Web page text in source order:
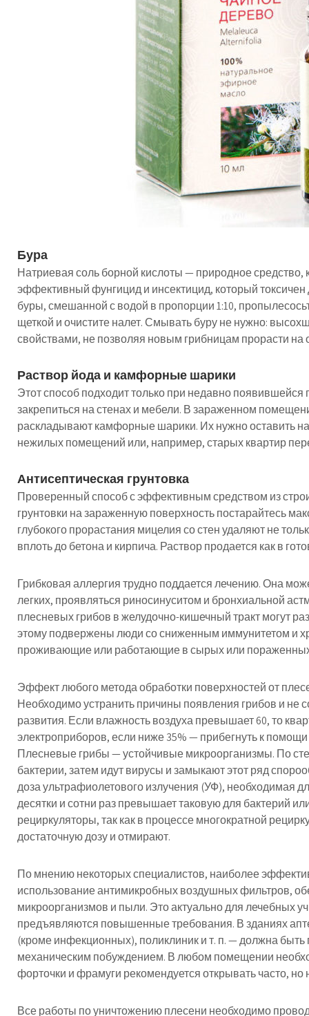
Бура
Натриевая соль борной кислоты — природное
эффективный фунгицид и инсектицид, который
буры, смешанной с водой в пропорции 1:10,
щеткой и очистите налет. Смывать буру не нужно:
свойствами, не позволяя новым грибницам прорасти на
Раствор йода и камфорные шарики
Этот способ подходит только при недавно
закрепиться на стенах и мебели. В зараженном
раскладывают камфорные шарики. Их нужно оставить
нежилых помещений или, например, старых квартир
Антисептическая грунтовка
Проверенный способ с эффективным средством из
грунтовки на зараженную поверхность постарайтесь
глубокого прорастания мицелия со стен удаляют не
вплоть до бетона и кирпича. Раствор продается как в
Грибковая аллергия трудно поддается лечению. Она
легких, проявляться риносинуситом и бронхиальной
плесневых грибов в желудочно-кишечный тракт могут
этому подвержены люди со сниженным иммунитетом и
проживающие или работающие в сырых или
Эффект любого метода обработки поверхностей от
Необходимо устранить причины появления грибов и не
развития. Если влажность воздуха превышает 60, то
электроприборов, если ниже 35% — прибегнуть к
Плесневые грибы — устойчивые микроорганизмы. По
бактерии, затем идут вирусы и замыкают этот ряд
доза ультрафиолетового излучения (УФ), необходимая
десятки и сотни раз превышает таковую для бактерий
рециркуляторы, так как в процессе многократной
достаточную дозу и отмирают.
По мнению некоторых специалистов, наиболее
использование антимикробных воздушных фильтров,
микроорганизмов и пыли. Это актуально для лечебных
предъявляются повышенные требования. В зданиях
(кроме инфекционных), поликлиник и т. п. — должна
механическим побуждением. В любом помещении
форточки и фрамуги рекомендуется открывать часто, но
Все работы по уничтожению плесени необходимо